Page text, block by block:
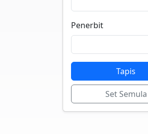
Penerbit
Tapis
Set Semula